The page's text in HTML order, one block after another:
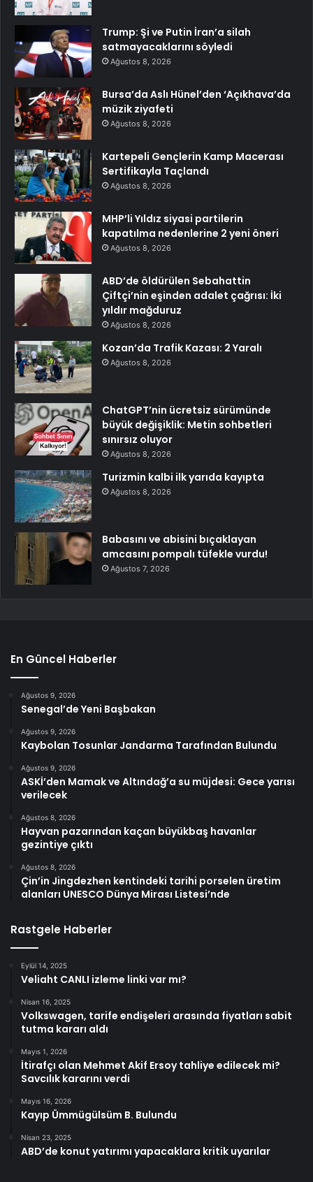
Trump: Şi ve Putin İran’a silah
satmayacaklarını söyledi
Ağustos 8, 2026
Bursa’da Aslı Hünel’den ‘Açıkhava’da
müzik ziyafeti
Ağustos 8, 2026
Kartepeli Gençlerin Kamp Macerası
Sertifikayla Taçlandı
Ağustos 8, 2026
MHP’li Yıldız siyasi partilerin
kapatılma nedenlerine 2 yeni öneri
Ağustos 8, 2026
ABD’de öldürülen Sebahattin
Çiftçi’nin eşinden adalet çağrısı: İki
yıldır mağduruz
Ağustos 8, 2026
Kozan’da Trafik Kazası: 2 Yaralı
Ağustos 8, 2026
ChatGPT’nin ücretsiz sürümünde
büyük değişiklik: Metin sohbetleri
sınırsız oluyor
Ağustos 8, 2026
Turizmin kalbi ilk yarıda kayıpta
Ağustos 8, 2026
Babasını ve abisini bıçaklayan
amcasını pompalı tüfekle vurdu!
Ağustos 7, 2026
En Güncel Haberler
Ağustos 9, 2026
Senegal’de Yeni Başbakan
Ağustos 9, 2026
Kaybolan Tosunlar Jandarma Tarafından Bulundu
Ağustos 9, 2026
ASKİ’den Mamak ve Altındağ’a su müjdesi: Gece yarısı
verilecek
Ağustos 8, 2026
Hayvan pazarından kaçan büyükbaş havanlar
gezintiye çıktı
Ağustos 8, 2026
Çin’in Jingdezhen kentindeki tarihi porselen üretim
alanları UNESCO Dünya Mirası Listesi’nde
Rastgele Haberler
Eylül 14, 2025
Veliaht CANLI izleme linki var mı?
Nisan 16, 2025
Volkswagen, tarife endişeleri arasında fiyatları sabit
tutma kararı aldı
Mayıs 1, 2026
İtirafçı olan Mehmet Akif Ersoy tahliye edilecek mi?
Savcılık kararını verdi
Mayıs 16, 2026
Kayıp Ümmügülsüm B. Bulundu
Nisan 23, 2025
ABD’de konut yatırımı yapacaklara kritik uyarılar